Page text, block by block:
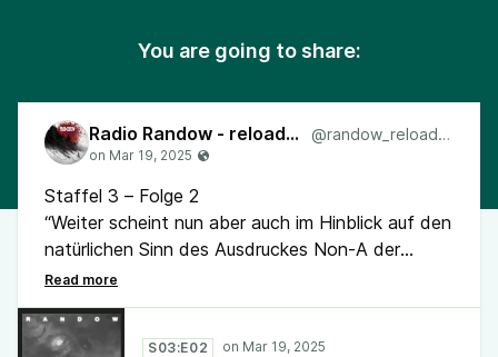
You are going to share:
Radio Randow - reloaded @randow_reloaded
Staffel 3 – Folge 2
“Weiter scheint nun aber auch im Hinblick auf den
natürlichen Sinn des Ausdruckes Non-A der
Gedankenthatbestand nicht eben fernzuliegen,
nach dessen Analogie die Beschaffenheit solcher
negativer Gegenstände vorzustellen wäre. Denk
S03:E02